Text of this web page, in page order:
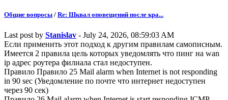
Общие вопросы / Re: Шквал оповещений после кра...
Last post by Stanislav - July 24, 2026, 08:59:03 AM
Если применить этот подход к другим правилам самописным.
Имеется 2 правила цель которых уведомлять что пинг на wan
ip адрес роутера филиала стал недоступен.
Правило Правило 25 Mail alarm when Internet is not responding
in 90 sec (Уведомление по почте что интернет недоступен
через 90 сек)